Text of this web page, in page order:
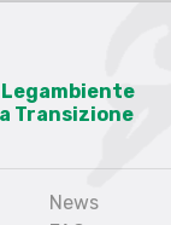
Transizione
News